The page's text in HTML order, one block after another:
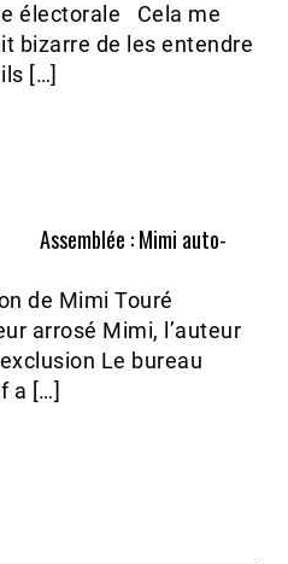
électorale Cela me
bizarre de les entendre
[…]
Assemblée : Mimi auto-
de Mimi Touré
arrosé Mimi, l’auteur
Le bureau
a […]